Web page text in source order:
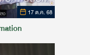
17 ต.ค. 68